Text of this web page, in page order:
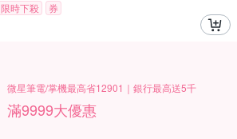
限時下殺
券
微星筆電/掌機最高省12901｜銀行最高送5千
滿9999大優惠